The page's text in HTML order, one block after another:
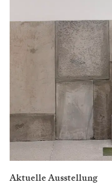
Aktuelle Ausstellung